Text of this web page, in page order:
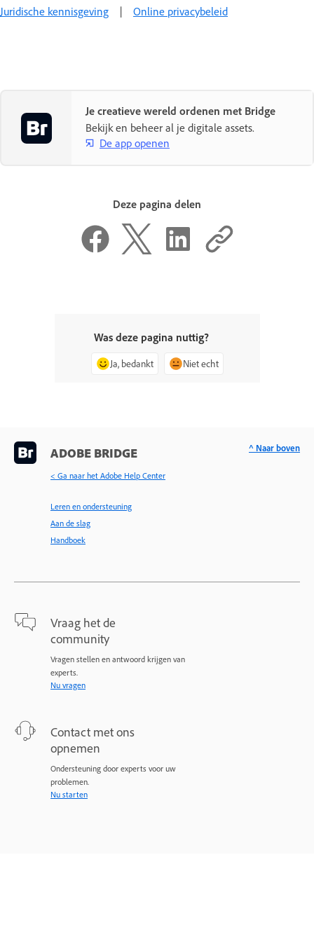
Juridische kennisgeving | Online privacybeleid
Je creatieve wereld ordenen met Bridge
Bekijk en beheer al je digitale assets.
De app openen
Deze pagina delen
Was deze pagina nuttig?
Ja, bedankt Niet echt
ADOBE BRIDGE
< Ga naar het Adobe Help Center
Leren en ondersteuning
Aan de slag
Handboek
Vraag het de
community
Vragen stellen en antwoord krijgen van
experts.
Nu vragen
Contact met ons
opnemen
Ondersteuning door experts voor uw
problemen.
Nu starten
^ Naar boven